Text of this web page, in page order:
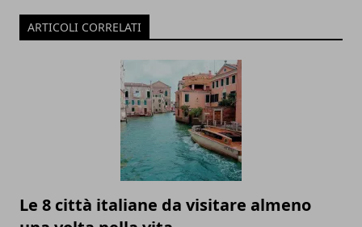
ARTICOLI CORRELATI
Le 8 città italiane da visitare almeno